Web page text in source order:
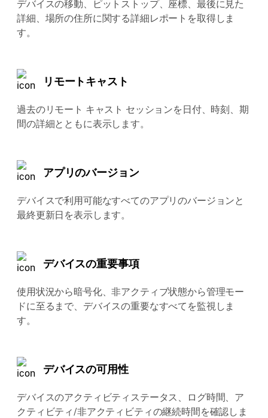
デバイスの移動、ピットストップ、座標、最後に見た
詳細、場所の住所に関する詳細レポートを取得しま
す。
リモートキャスト
過去のリモート キャスト セッションを日付、時刻、期
間の詳細とともに表示します。
アプリのバージョン
デバイスで利用可能なすべてのアプリのバージョンと
最終更新日を表示します。
デバイスの重要事項
使用状況から暗号化、非アクティブ状態から管理モー
ドに至るまで、デバイスの重要なすべてを監視しま
す。
デバイスの可用性
デバイスのアクティビティステータス、ログ時間、ア
クティビティ/非アクティビティの継続時間を確認しま